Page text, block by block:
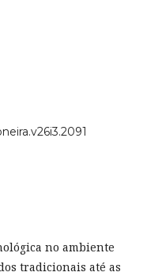
no ambiente
tradicionais até as